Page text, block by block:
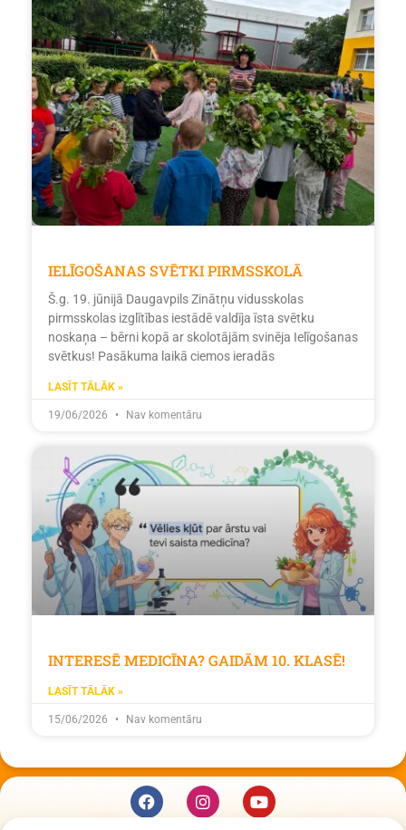
IELĪGOŠANAS SVĒTKI PIRMSSKOLĀ
Š.g. 19. jūnijā Daugavpils Zinātņu vidusskolas
pirmsskolas izglītības iestādē valdīja īsta svētku
noskaņa – bērni kopā ar skolotājām svinēja Ielīgošanas
svētkus! Pasākuma laikā ciemos ieradās
LASĪT TĀLĀK »
19/06/2026 Nav komentāru
INTERESĒ MEDICĪNA? GAIDĀM 10. KLASĒ!
LASĪT TĀLĀK »
15/06/2026 Nav komentāru